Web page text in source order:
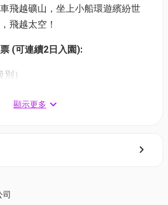
飛越礦山，坐上小船環遊繽紛世
飛越太空！
(可連續2日入園):
）
長者（60 歲以上（含）） -
）
長者（60 歲以上（含）） -
顯示更多